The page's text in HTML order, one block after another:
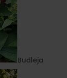
Budleja